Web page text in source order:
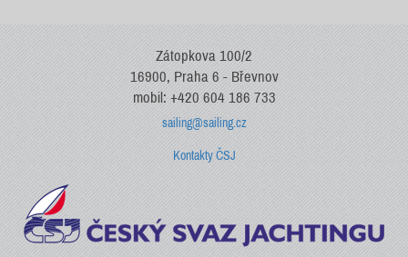
Zátopkova 100/2
16900, Praha 6 - Břevnov
mobil: +420 604 186 733
sailing@sailing.cz
Kontakty ČSJ